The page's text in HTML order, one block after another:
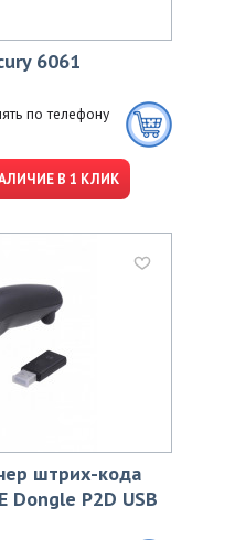
6061
по телефону
В 1 КЛИК
штрих-кода
Dongle P2D USB